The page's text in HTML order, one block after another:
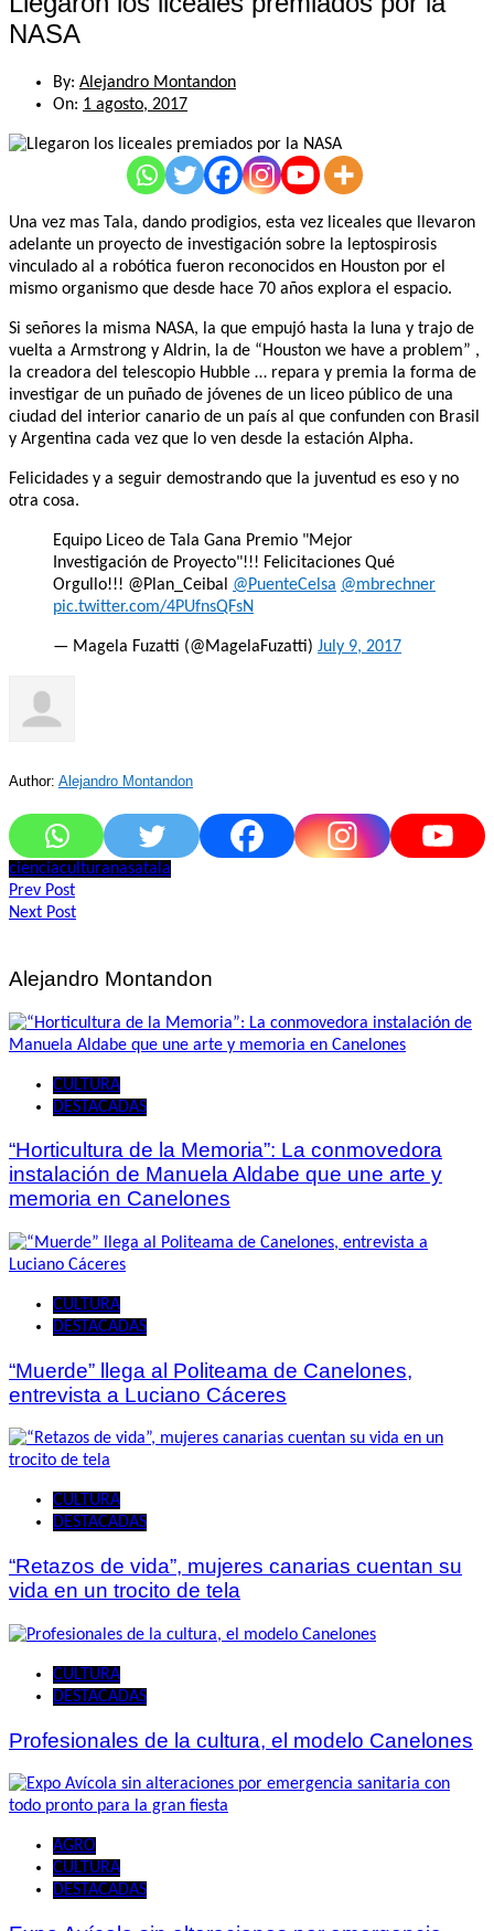
NASA
By: Alejandro Montandon
On: 1 agosto, 2017
Una vez mas Tala, dando prodigios, esta vez liceales que llevaron
adelante un proyecto de investigación sobre la leptospirosis
vinculado al a robótica fueron reconocidos en Houston por el
mismo organismo que desde hace 70 años explora el espacio.
Si señores la misma NASA, la que empujó hasta la luna y trajo de
vuelta a Armstrong y Aldrin, la de “Houston we have a problem” ,
la creadora del telescopio Hubble … repara y premia la forma de
investigar de un puñado de jóvenes de un liceo público de una
ciudad del interior canario de un país al que confunden con Brasil
y Argentina cada vez que lo ven desde la estación Alpha.
Felicidades y a seguir demostrando que la juventud es eso y no
otra cosa.
Equipo Liceo de Tala Gana Premio "Mejor
Investigación de Proyecto"!!! Felicitaciones Qué
Orgullo!!! @Plan_Ceibal @PuenteCelsa @mbrechner
pic.twitter.com/4PUfnsQFsN
— Magela Fuzatti (@MagelaFuzatti) July 9, 2017
Author: Alejandro Montandon
cienciaculturanasatala
Navegación
de
Prev Post
Next Post
Alejandro Montandon
CULTURA
DESTACADAS
“Horticultura de la Memoria”: La conmovedora
instalación de Manuela Aldabe que une arte y
memoria en Canelones
CULTURA
DESTACADAS
“Muerde” llega al Politeama de Canelones,
entrevista a Luciano Cáceres
CULTURA
DESTACADAS
“Retazos de vida”, mujeres canarias cuentan su
vida en un trocito de tela
CULTURA
DESTACADAS
Profesionales de la cultura, el modelo Canelones
AGRO
CULTURA
DESTACADAS